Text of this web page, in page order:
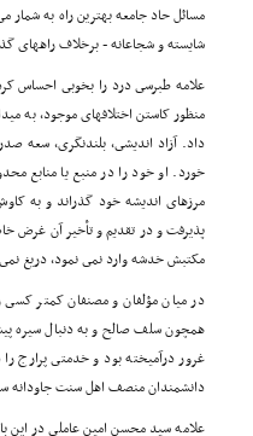
مسائل حاد جامعه بهترین راه به
شایسته و شجاعانه - برخلاف راههاى
علامه طبرسى درد را بخوبى احساس
منظور کاستن اختلافهاى موجود، به
داد. آزاد اندیشى، بلندنگرى،
خورد. او خود را در منبع یا منابع
مرزهاى اندیشه خود گذراند و به
پذیرفت و در تقدیم و تأخیر آن غرض
مکتبش خدشه وارد نمى نمود، دریغ
در میان مؤلفان و مصنفان کمتر
همچون سلف صالح و به دنبال سیره
غرور درآمیخته بود و خدمتى پرارج
دانشمندان منصف اهل سنت جاودانه
علامه سید محسن امین عاملى در این